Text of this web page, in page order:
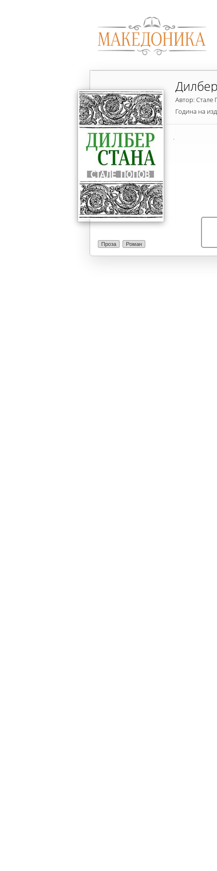
Проза Роман
Автор: Стале
Година на
.